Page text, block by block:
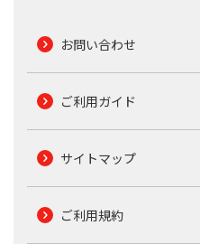
お問い合わせ
ご利用ガイド
サイトマップ
ご利用規約